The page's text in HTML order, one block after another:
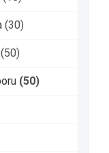
(30)
(50)
(50)